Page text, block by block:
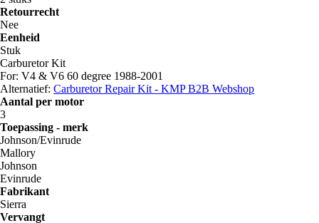
Retourrecht
Nee
Eenheid
Stuk
Carburetor Kit
For: V4 & V6 60 degree 1988-2001
Alternatief: Carburetor Repair Kit - KMP B2B Webshop
Aantal per motor
3
Toepassing - merk
Johnson/Evinrude
Mallory
Johnson
Evinrude
Fabrikant
Sierra
Vervangt